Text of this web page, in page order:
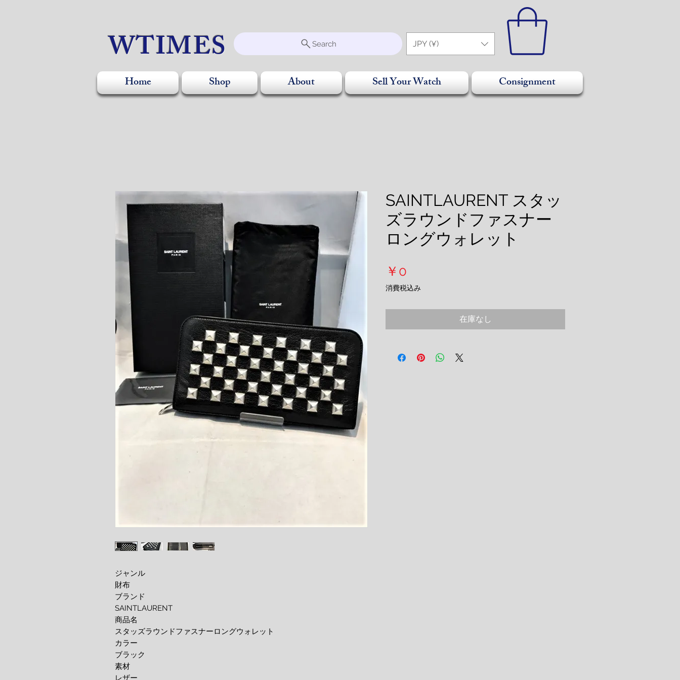
WTIMES Search JPY (¥)
Home Shop About Sell Your Watch Consignment
ジャンル
財布
ブランド
SAINTLAURENT
商品名
スタッズラウンドファスナーロングウォレット
カラー
ブラック
素材
レザー
SAINTLAURENT スタッ
ズラウンドファスナー
ロングウォレット
￥0
格
消費税込み
在庫なし